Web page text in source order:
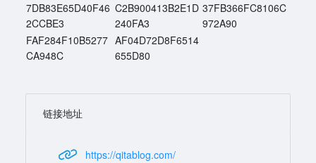
7DB83E65D40F46
2CCBE3
C2B900413B2E1D
240FA3
37FB366FC8106C
972A90
FAF284F10B5277
CA948C
AF04D72D8F6514
655D80
链接地址
https://qitablog.com/